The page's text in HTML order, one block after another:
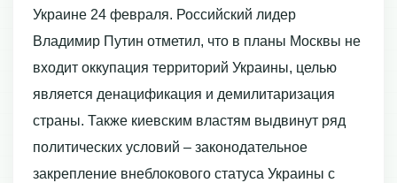
Украине 24 февраля. Российский лидер
Владимир Путин отметил, что в планы Москвы не
входит оккупация территорий Украины, целью
является денацификация и демилитаризация
страны. Также киевским властям выдвинут ряд
политических условий – законодательное
закрепление внеблокового статуса Украины с